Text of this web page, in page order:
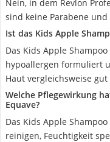
Nein, in dem Revlon
sind keine Parabene
Ist das Kids Apple
Das Kids Apple
hypoallergen formuliert
Haut vergleichsweise
Welche Pflegewirkung
Equave?
Das Kids Apple
reinigen, Feuchtigkeit